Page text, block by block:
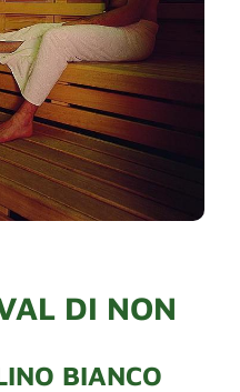
DI NON
BIANCO